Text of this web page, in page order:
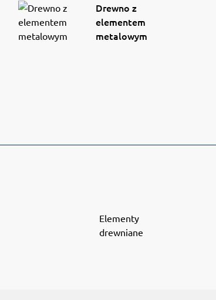
Drewno z
elementem
metalowym
Elementy
drewniane